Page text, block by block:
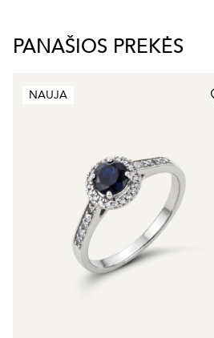
PANAŠIOS PREKĖS
NAUJA